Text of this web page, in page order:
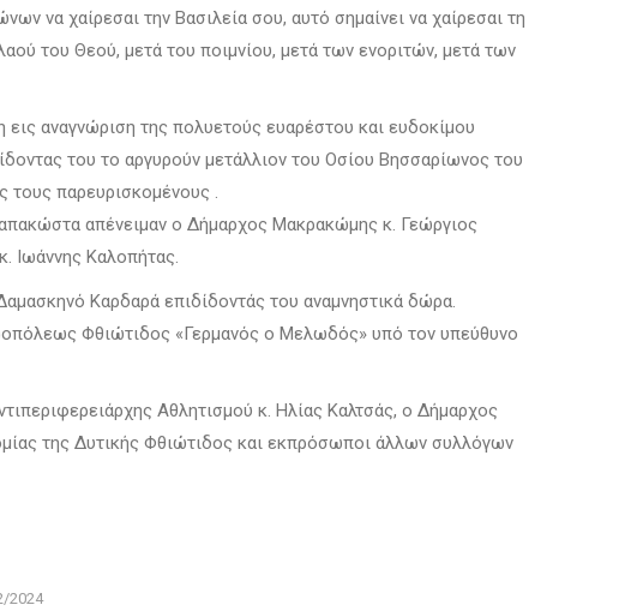
να χαίρεσαι την Βασιλεία σου, αυτό σημαίνει να χαίρεσαι τη
του Θεού, μετά του ποιμνίου, μετά των ενοριτών, μετά των
αναγνώριση της πολυετούς ευαρέστου και ευδοκίμου
του το αργυρούν μετάλλιον του Οσίου Βησσαρίωνος του
τους παρευρισκομένους .
απένειμαν ο Δήμαρχος Μακρακώμης κ. Γεώργιος
Ιωάννης Καλοπήτας.
Καρδαρά επιδίδοντάς του αναμνηστικά δώρα.
Φθιώτιδος «Γερμανός ο Μελωδός» υπό τον υπεύθυνο
Αθλητισμού κ. Ηλίας Καλτσάς, ο Δήμαρχος
της Δυτικής Φθιώτιδος και εκπρόσωποι άλλων συλλόγων
2024